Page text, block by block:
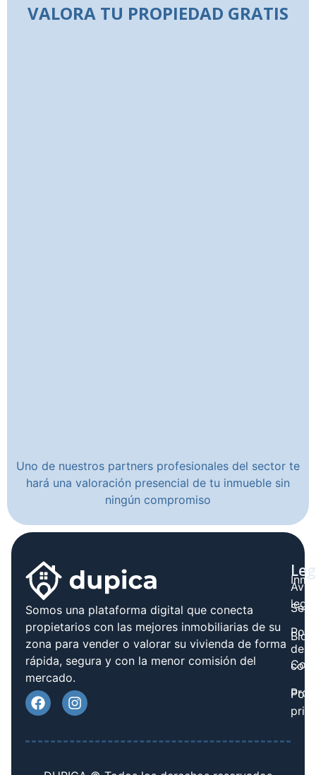
VALORA TU PROPIEDAD GRATIS
Uno de nuestros partners profesionales del sector te
hará una valoración presencial de tu inmueble sin
ningún compromiso
Somos una plataforma digital que conecta
propietarios con las mejores inmobiliarias de su
zona para vender o valorar su vivienda de forma
rápida, segura y con la menor comisión del
mercado.
Blog
legal
de